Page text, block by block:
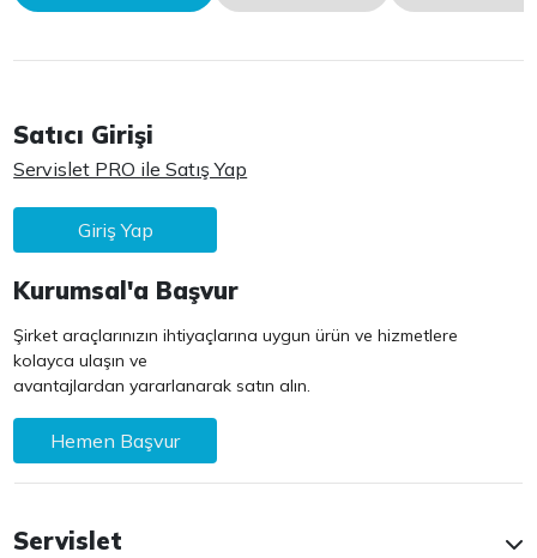
Satıcı Girişi
Servislet PRO ile Satış Yap
Giriş Yap
Kurumsal'a Başvur
Şirket araçlarınızın ihtiyaçlarına uygun ürün ve hizmetlere
kolayca ulaşın ve
avantajlardan yararlanarak satın alın.
Hemen Başvur
Servislet